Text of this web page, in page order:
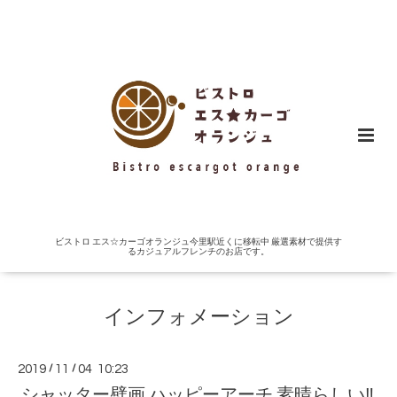
ビストロ エス☆カーゴオランジュ今里駅近くに移転中 厳選素材で提供す
るカジュアルフレンチのお店です。
インフォメーション
2019 / 11 /04 10:23